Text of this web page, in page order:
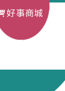
好事商城